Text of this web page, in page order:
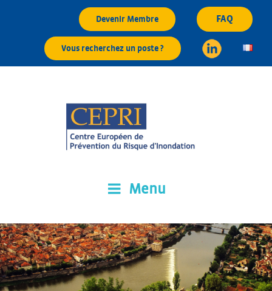
Devenir Membre FAQ
Vous recherchez un poste ?
Menu